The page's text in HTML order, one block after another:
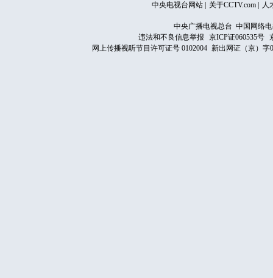
中央电视台网站 关于CCTV.com 人
中央广播电视总台 中国网络
违法和不良信息举报
京ICP证060535号
网上传播视听节目许可证号 0102004 新出网证（京）